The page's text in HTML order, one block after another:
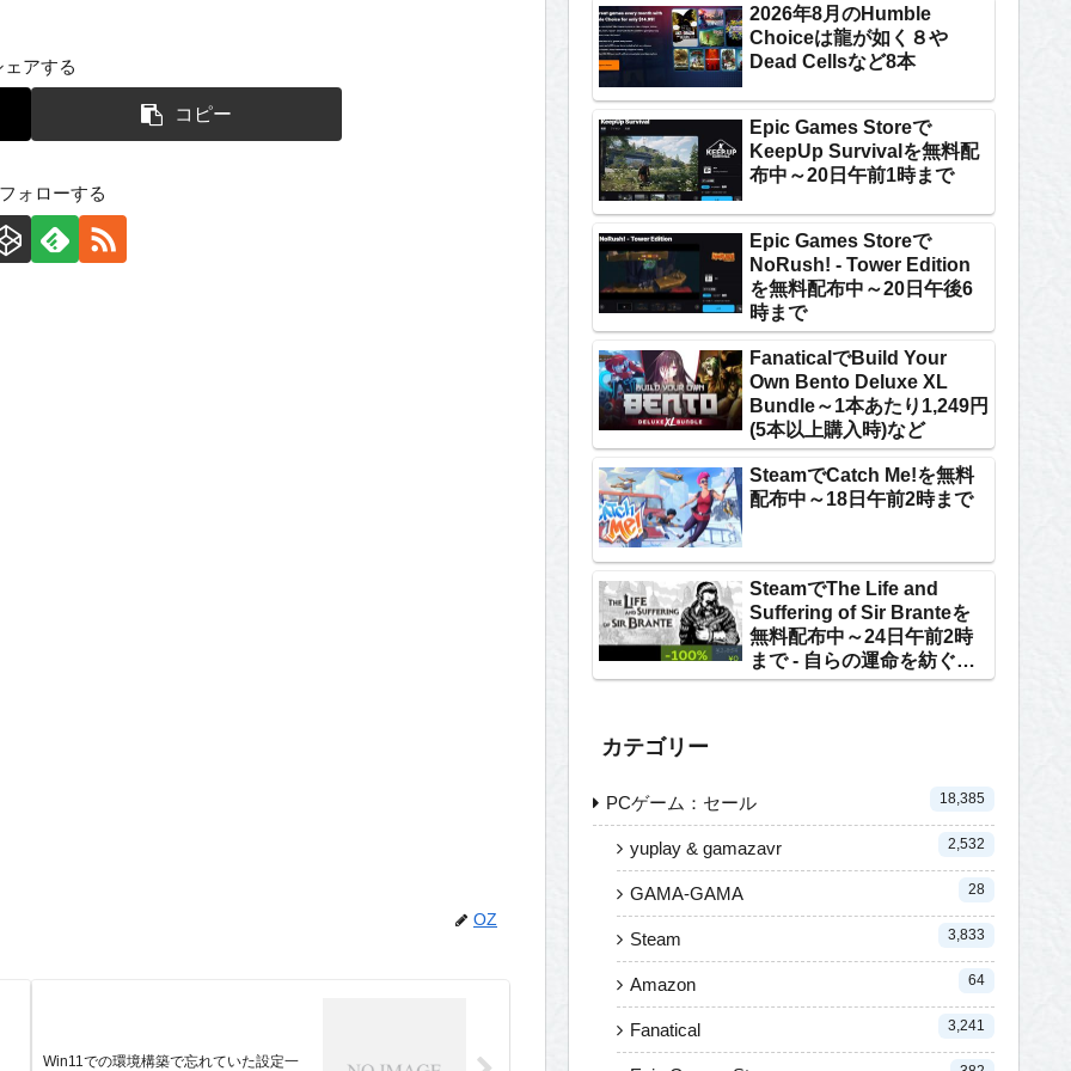
ェアする
コピー
ォローする
OZ
Win11での環境構築で忘れていた設定一
2026年8月のHumble
Choiceは龍が如く８や
Dead Cellsなど8本
Epic Games Storeで
KeepUp Survivalを無料配
布中～20日午前1時まで
Epic Games Storeで
NoRush! - Tower Edition
を無料配布中～20日午後6
時まで
FanaticalでBuild Your
Own Bento Deluxe XL
Bundle～1本あたり1,249円
(5本以上購入時)など
SteamでCatch Me!を無料
配布中～18日午前2時まで
SteamでThe Life and
Suffering of Sir Branteを
無料配布中～24日午前2時
まで - 自らの運命を紡ぐテ
キストRPG
カテゴリー
PCゲーム：セール 18,385
yuplay & gamazavr 2,532
GAMA-GAMA 28
Steam 3,833
Amazon 64
Fanatical 3,241